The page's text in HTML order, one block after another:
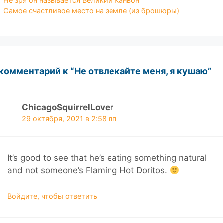
Самое счастливое место на земле (из брошюры)
к “Не отвлекайте меня, я кушаю”
ChicagoSquirrelLover
29 октября, 2021 в 2:58 пп
It’s good to see that he’s eating something natural
and not someone’s Flaming Hot Doritos.
Войдите, чтобы ответить